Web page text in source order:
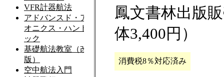
鳳文書林出版
体3,400円）
消費税8％対応済み